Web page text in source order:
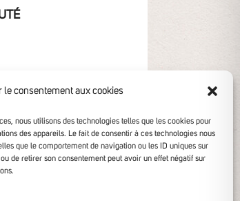
le consentement aux cookies
nous utilisons des technologies telles que les cookies pour
des appareils. Le fait de consentir à ces technologies nous
que le comportement de navigation ou les ID uniques sur
de retirer son consentement peut avoir un effet négatif sur